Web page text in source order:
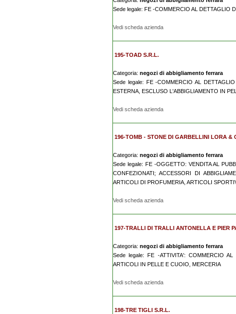
Sede legale: FE -COMMERCIO AL DETTAGLIO
Vedi scheda azienda
195-TOAD S.R.L.
Categoria: negozi di abbigliamento ferrara
Sede legale: FE -COMMERCIO AL
ESTERNA, ESCLUSO L'ABBIGLIAMENTO IN
Vedi scheda azienda
196-TOMB - STONE DI GARBELLINI LORA &
Categoria: negozi di abbigliamento ferrara
Sede legale: FE -OGGETTO: VENDITA AL
CONFEZIONATI; ACCESSORI DI
ARTICOLI DI PROFUMERIA, ARTICOLI
Vedi scheda azienda
197-TRALLI DI TRALLI ANTONELLA E PIER
Categoria: negozi di abbigliamento ferrara
Sede legale: FE -ATTIVITA': COMMERCIO
ARTICOLI IN PELLE E CUOIO, MERCERIA
Vedi scheda azienda
198-TRE TIGLI S.R.L.